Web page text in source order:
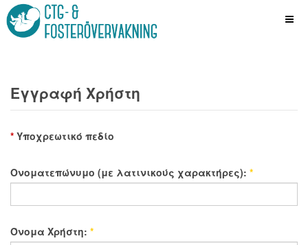
Εγγραφή Χρήστη
* Υποχρεωτικό πεδίο
Ονοματεπώνυμο (με λατινικούς χαρακτήρες): *
Όνομα Χρήστη: *